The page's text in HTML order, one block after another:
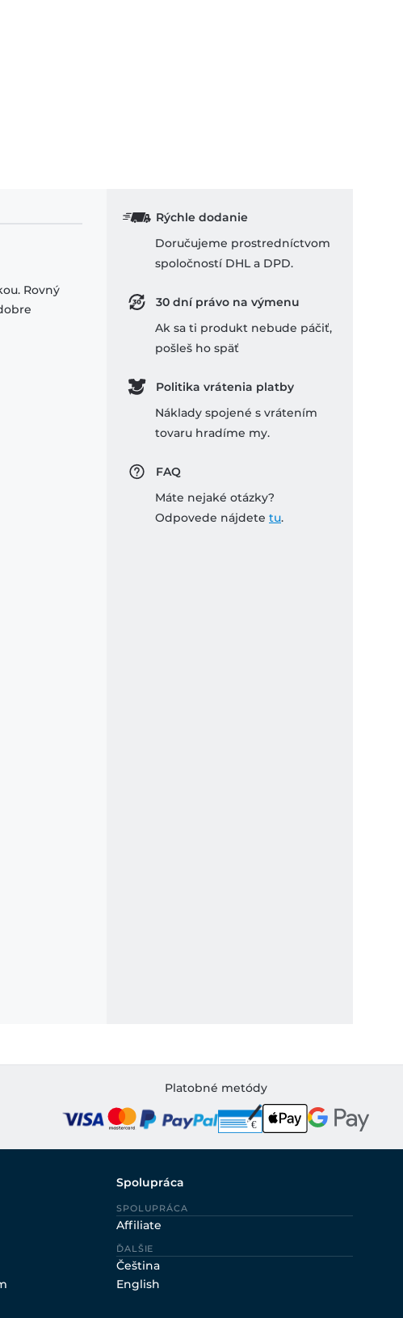
Rovný
Rýchle dodanie
Doručujeme prostredníctvom
spoločností DHL a DPD.
30 dní právo na výmenu
Ak sa ti produkt nebude páčiť,
pošleš ho späť
Politika vrátenia platby
Náklady spojené s vrátením
tovaru hradíme my.
FAQ
Máte nejaké otázky?
Odpovede nájdete tu.
Platobné metódy
Spolupráca
SPOLUPRÁCA
Affiliate
ĎALŠIE
Čeština
English